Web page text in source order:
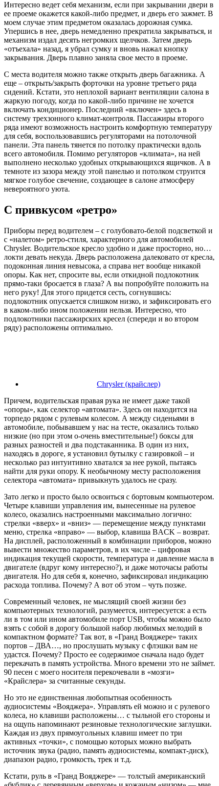
Интересно ведет себя механизм, если при закрывании двери в
ее проеме окажется какой-либо предмет, и дверь его зажмет. В
моем случае этим предметом оказалась дорожная сумка.
Упершись в нее, дверь немедленно прекратила закрываться, и
механизм издал десять негромких щелчков. Затем дверь
«отъехала» назад, я убрал сумку и вновь нажал кнопку
закрывания. Дверь плавно заняла свое место в проеме.
С места водителя можно также открыть дверь багажника. А
еще – открыть/закрыть форточки на уровне третьего ряда
сидений. Кстати, это неплохой вариант вентиляции салона в
жаркую погоду, когда по какой-либо причине не хочется
включать кондиционер. Последний «включен» здесь в
систему трехзонного климат-контроля. Пассажиры второго
ряда имеют возможность настроить комфортную температуру
для себя, воспользовавшись регуляторами на потолочной
панели. Эта панель тянется по потолку практически вдоль
всего автомобиля. Помимо регуляторов «климата», на ней
выполнено несколько удобных открывающихся ящичков. А в
темноте из зазора между этой панелью и потолком струится
мягкое голубое свечение, создающее в салоне атмосферу
невероятного уюта.
С привкусом «ретро»
Приборы перед водителем – с голубовато-белой подсветкой и
с «налетом» ретро-стиля, характерного для автомобилей
Chrysler. Водительское кресло удобно и даже просторно, но…
локти девать некуда. Дверь расположена далековато от кресла,
подоконная линия невысока, а справа нет вообще никакой
опоры. Как нет, спросите вы, если откидной подлокотник
прямо-таки бросается в глаза? А вы попробуйте положить на
него руку! Для этого придется сесть, согнувшись:
подлокотник опускается слишком низко, и зафиксировать его
в каком-либо ином положении нельзя. Интересно, что
подлокотники пассажирских кресел (спереди и во втором
ряду) расположены оптимально.
Chrysler (крайслер)
Причем, водительская правая рука не имеет даже такой
«опоры», как селектор «автомата». Здесь он находится на
торпедо рядом с рулевым колесом. А между сиденьями в
автомобиле, побывавшем у нас на тесте, оказались только
низкие (но при этом о-очень вместительные!) боксы для
разных разностей и два подстаканника. В один из них,
находясь в дороге, я установил бутылку с газировкой – и
несколько раз интуитивно хватался за нее рукой, пытаясь
найти для руки опору. К необычному месту расположения
селектора «автомата» привыкнуть удалось не сразу.
Зато легко и просто было освоиться с бортовым компьютером.
Четыре клавиши управления им, вынесенные на рулевое
колесо, оказались настроенными максимально логично:
стрелки «вверх» и «вниз» — перемещение между пунктами
меню, стрелка «вправо» — выбор, клавиша BACK – возврат.
На дисплей, расположенный в комбинации приборов, можно
вывести множество параметров, в их числе – цифровая
индикация текущей скорости, температура и давление масла в
двигателе (вдруг кому интересно?), и даже моточасы работы
двигателя. Но для себя я, конечно, зафиксировал индикацию
расхода топлива. Почему? А вот об этом – чуть позже.
Современный человек, не мыслящий своей жизни без
компьютерных технологий, разумеется, интересуется: а есть
ли в том или ином автомобиле порт USB, чтобы можно было
взять с собой в дорогу большой набор любимых мелодий в
компактном формате? Так вот, в «Гранд Вояджере» таких
портов – ДВА…, но прослушать музыку с флэшки вам не
удастся. Почему? Просто ее содержимое сначала надо будет
перекачать в память устройства. Много времени это не займет.
90 песен с моего носителя перекочевали в «мозги»
«Крайслера» за считанные секунды.
Но это не единственная любопытная особенность
аудиосистемы «Вояджера». Управлять ей можно и с рулевого
колеса, но клавиши расположены… с тыльной его стороны и
на ощупь напоминают резиновые технологические заглушки.
Каждая из двух прямоугольных клавиш имеет по три
активных «точки», с помощью которых можно выбрать
источник звука (радио, память аудиосистемы, компакт-диск),
диапазон радио, громкость, трек и т.д.
Кстати, руль в «Гранд Вояджере» — толстый американский